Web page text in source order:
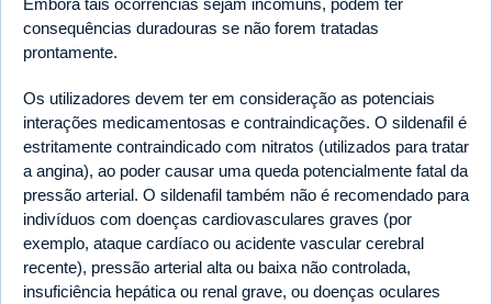
consequências duradouras se não forem tratadas
prontamente.
Os utilizadores devem ter em consideração as potenciais
interações medicamentosas e contraindicações. O sildenafil é
estritamente contraindicado com nitratos (utilizados para tratar
a angina), ao poder causar uma queda potencialmente fatal da
pressão arterial. O sildenafil também não é recomendado para
indivíduos com doenças cardiovasculares graves (por
exemplo, ataque cardíaco ou acidente vascular cerebral
recente), pressão arterial alta ou baixa não controlada,
insuficiência hepática ou renal grave, ou doenças oculares